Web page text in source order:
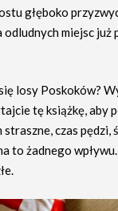
głęboko
odludnych miejsc już
losy Poskoków?
tę książkę, aby
straszne, czas pędzi,
to żadnego